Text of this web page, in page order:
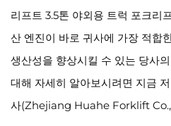
리프트 3.5톤 야외용 트럭 포크리
산 엔진이 바로 귀사에 가장 적합
생산성을 향상시킬 수 있는 당사
대해 자세히 알아보시려면 지금
사(Zhejiang Huahe Forklift Co.,